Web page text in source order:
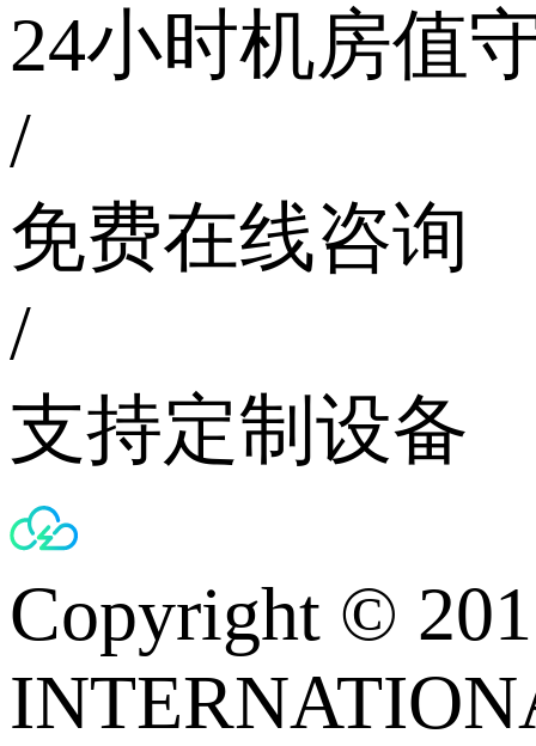
24小时机房值
/
免费在线咨询
/
支持定制设备
Copyright ©